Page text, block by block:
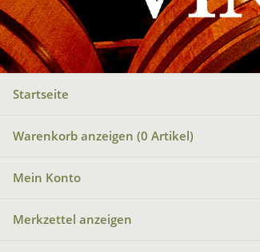
Startseite
Warenkorb anzeigen (0 Artikel)
Mein Konto
Merkzettel anzeigen